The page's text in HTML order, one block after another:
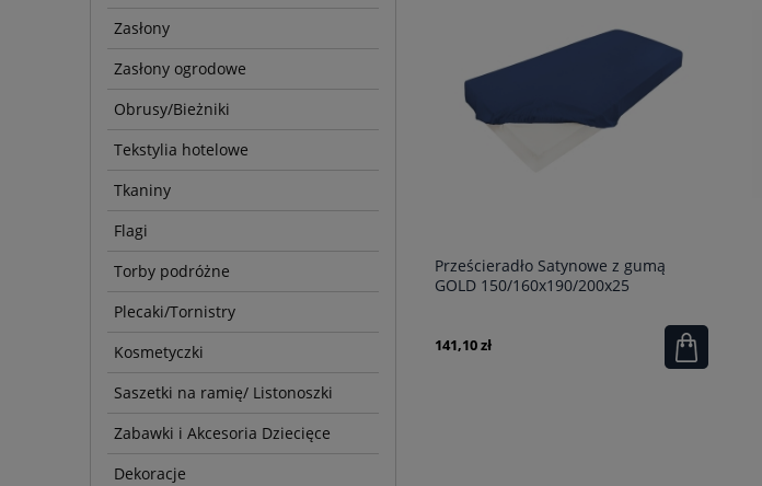
Zasłony
Zasłony ogrodowe
Obrusy/Bieżniki
Tekstylia hotelowe
Tkaniny
Flagi
Torby podróżne
Plecaki/Tornistry
Kosmetyczki
Saszetki na ramię/ Listonoszki
Zabawki i Akcesoria Dziecięce
Dekoracje
Prześcieradło Satynowe z gumą
GOLD 150/160x190/200x25
141,10 zł